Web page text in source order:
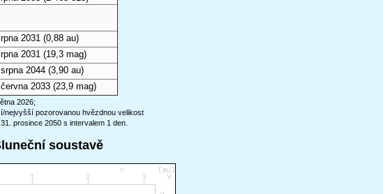
2031 (0,88 au)
2031 (19,3 mag)
2044 (3,90 au)
2033 (23,9 mag)
2026;
nejvyšší pozorovanou hvězdnou velikost
prosince 2050 s intervalem 1 den.
soustavě